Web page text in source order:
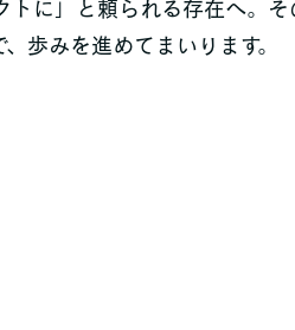
トに」と頼られる存在へ。
歩みを進めてまいります。